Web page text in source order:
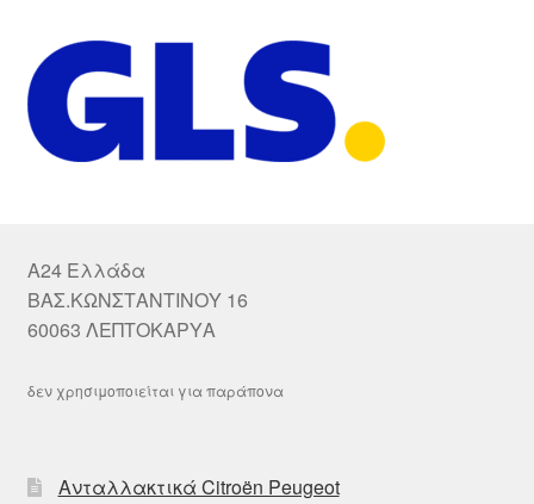
A24 Ελλάδα
ΒΑΣ.ΚΩΝΣΤΑΝΤΙΝΟΥ 16
60063 ΛΕΠΤΟΚΑΡΥΑ
δεν χρησιμοποιείται για παράπονα
Ανταλλακτικά Citroën Peugeot